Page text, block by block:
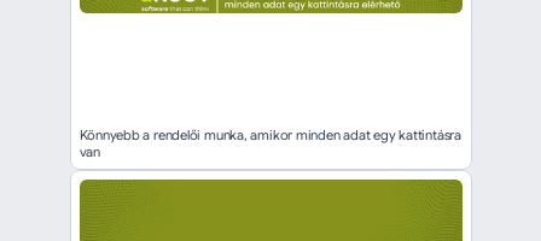
Könnyebb a rendelői munka, amikor minden adat egy kattintásra
van